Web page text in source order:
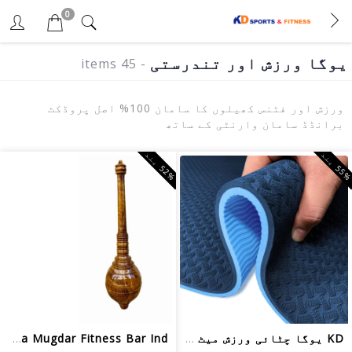
0
یوگا ورزش اور تندرستی - 45 items
ورزش اور فٹنس کھیلوں کا سامان 100% اصل پروڈکٹ
برانڈڈ سامان وارنٹی کے ساتھ
KD یوگا چٹائی ورزش میٹ دوہری رنگ 6mm ...
5
%
ب
ن
KD Indian Gada Mugdar Fitness Bar Ind...
5
2
%
ب
ن
د